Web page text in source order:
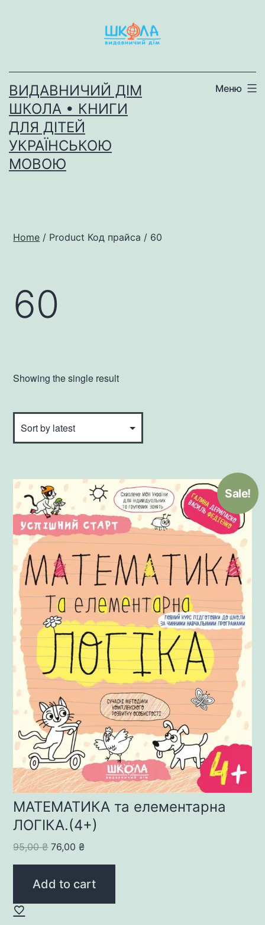
ВИДАВНИЧИЙ ДІМ
ШКОЛА • КНИГИ
ДЛЯ ДІТЕЙ
УКРАЇНСЬКОЮ
МОВОЮ
Меню
Home / Product Код прайса / 60
60
Showing the single result
Sale!
МАТЕМАТИКА та елементарна
ЛОГІКА.(4+)
95,00₴ Original
price
was:
76,00₴Current
price
is:
Add to cart